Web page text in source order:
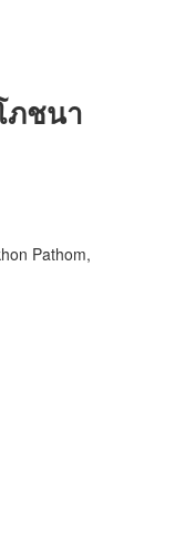
ภชนา
Pathom,